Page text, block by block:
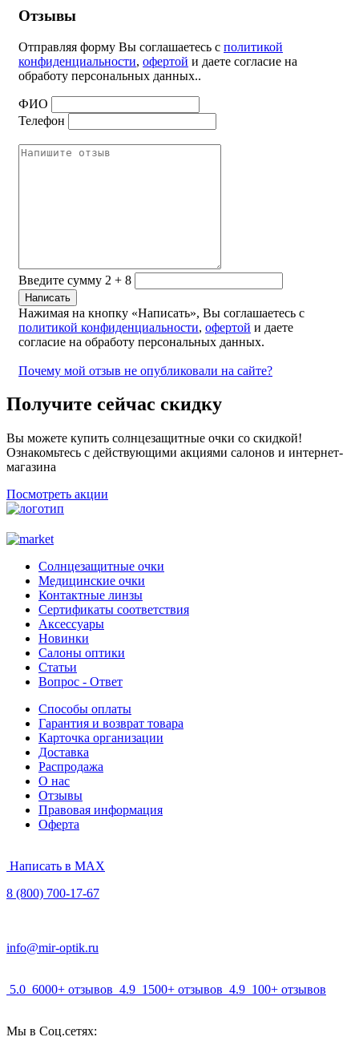
Отзывы
Отправляя форму Вы соглашаетесь с политикой
конфиденциальности, офертой и даете согласие на
обработу персональных данных..
ФИО
Телефон
Введите сумму 2 + 8
Нажимая на кнопку «Написать», Вы соглашаетесь с
политикой конфиденциальности, офертой и даете
согласие на обработу персональных данных.
Почему мой отзыв не опубликовали на сайте?
Получите сейчас скидку
Вы можете купить солнцезащитные очки со скидкой!
Ознакомьтесь с действующими акциями салонов и интернет-
магазина
Посмотреть акции
Солнцезащитные очки
Медицинские очки
Контактные линзы
Сертификаты соответствия
Аксессуары
Новинки
Салоны оптики
Статьи
Вопрос - Ответ
Способы оплаты
Гарантия и возврат товара
Карточка организации
Доставка
Распродажа
О нас
Отзывы
Правовая информация
Оферта
Написать в MAX
8 (800) 700-17-67
info@mir-optik.ru
5.0 6000+ отзывов 4.9 1500+ отзывов 4.9 100+ отзывов
Мы в Соц.сетях: